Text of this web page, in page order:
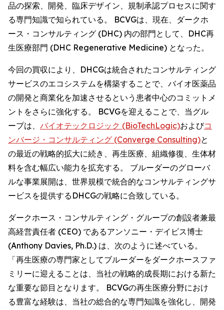
品の探索、開発、臨床デザイン、規制承認プロセスに関す
る専門知識で知られている。 BCVGは、現在、ダークホ
ース・コンサルティング (DHC) 内の部門として、DHC再
生医療部門 (DHC Regenerative Medicine) となった。
今回の買収により、DHCGは統合されたコンサルティング
サービスのエコシステムを構築することで、バイオ医薬品
の開発と商業化を加速させるという患者中心のコミットメ
ントをさらに強化する。 BCVGを迎えることで、当グル
ープは、 バイオテックロジック (BioTechLogic)およびコ
ンバージ・コンサルティング (Converge Consulting)と
の最近の戦略的拡大に続き、再生医療、組織修復、生体材
料を含む幅広い能力を拡充する。 ブルーダーのグローバ
ルな事業展開は、世界規模で統合的なコンサルティングサ
ービスを提供するDHCGの戦略に合致している。
ダークホース・コンサルティング・グループの創設者兼最
高経営責任者 (CEO) であるアンソニー・デイビス博士
(Anthony Davies, Ph.D.) は、次のように述べている。
「再生医療の専門家としてブルーダーをダークホースファ
ミリーに迎えることは、当社の戦略的成長期における新た
な重要な節目となります。 BCVGの再生医療分野におけ
る豊富な経験は、当社の総合的な専門知識を強化し、開発